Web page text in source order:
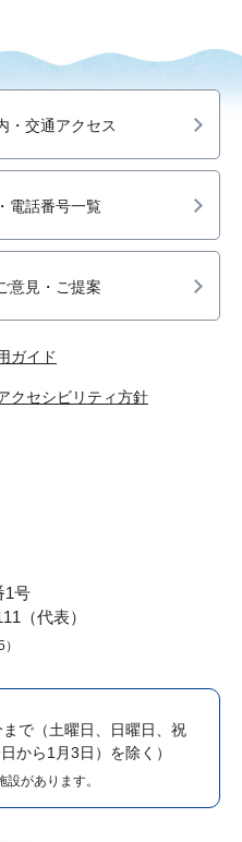
・交通アクセス
電話番号一覧
意見・ご提案
ガイド
クセシビリティ方針
1号
（代表）
で （土曜日、日曜日、祝
から1月3日）を除く）
があります。